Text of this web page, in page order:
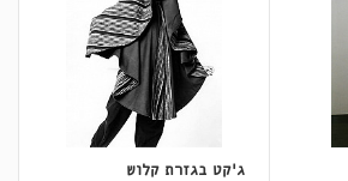
ג'קט בגזרת קלוש